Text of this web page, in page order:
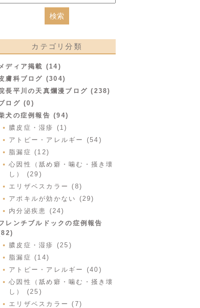
カテゴリ分類
ディア掲載 (14)
膚科ブログ (304)
長平川の天真爛漫ブログ (238)
ログ (0)
犬の症例報告 (94)
膿皮症・湿疹 (1)
アトピー・アレルギー (54)
脂漏症 (12)
心因性（舐め癖・噛む・掻き壊
し） (29)
エリザベスカラー (8)
アポキルが効かない (29)
内分泌疾患 (24)
レンチブルドックの症例報告
膿皮症・湿疹 (25)
脂漏症 (14)
アトピー・アレルギー (40)
心因性（舐め癖・噛む・掻き壊
し） (25)
エリザベスカラー (7)